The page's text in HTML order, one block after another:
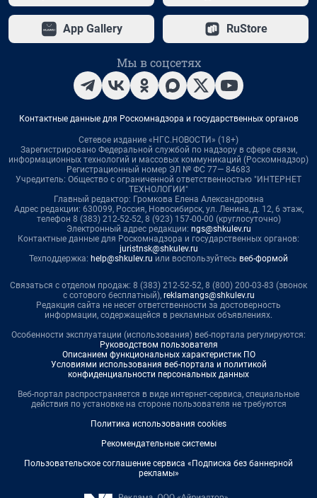
App Gallery RuStore
Мы в соцсетях
Контактные данные для Роскомнадзора и государственных органов
Сетевое издание «НГС.НОВОСТИ» (18+)
Зарегистрировано Федеральной службой по надзору в сфере связи,
информационных технологий и массовых коммуникаций (Роскомнадзор)
Регистрационный номер ЭЛ № ФС 77— 84683
Учредитель: Общество с ограниченной ответственностью "ИНТЕРНЕТ
ТЕХНОЛОГИИ"
Главный редактор: Громкова Елена Александровна
Адрес редакции: 630099, Россия, Новосибирск, ул. Ленина, д. 12, 6 этаж,
телефон 8 (383) 212-52-52, 8 (923) 157-00-00 (круглосуточно)
Электронный адрес редакции: ngs@shkulev.ru
Контактные данные для Роскомнадзора и государственных органов:
juristnsk@shkulev.ru
Техподдержка: help@shkulev.ru или воспользуйтесь веб-формой
Связаться с отделом продаж: 8 (383) 212-52-52, 8 (800) 200-03-83 (звонок
с сотового бесплатный), reklamangs@shkulev.ru
Редакция сайта не несет ответственности за достоверность
информации, содержащейся в рекламных объявлениях.
Особенности эксплуатации (использования) веб-портала регулируются:
Руководством пользователя
Описанием функциональных характеристик ПО
Условиями использования веб-портала и политикой
конфиденциальности персональных данных
Веб-портал распространяется в виде интернет-сервиса, специальные
действия по установке на стороне пользователя не требуются
Политика использования cookies
Рекомендательные системы
Пользовательское соглашение сервиса «Подписка без баннерной
рекламы»